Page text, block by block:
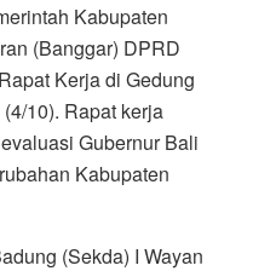
Kabupaten
(Banggar) DPRD
Kerja di Gedung
10). Rapat kerja
Gubernur Bali
Kabupaten
(Sekda) I Wayan